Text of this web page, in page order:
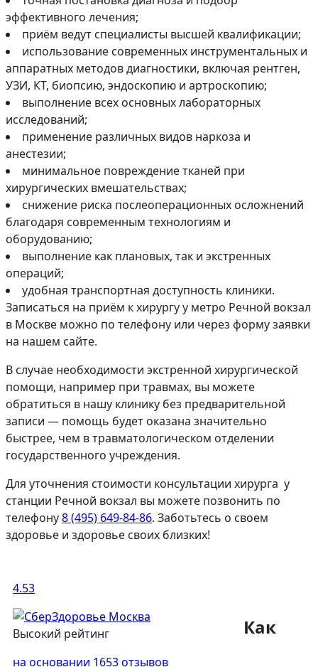
эффективного лечения;
приём ведут специалисты высшей квалификации;
использование современных инструментальных и
аппаратных методов диагностики, включая рентген,
УЗИ, КТ, биопсию, эндоскопию и артроскопию;
выполнение всех основных лабораторных
исследований;
применение различных видов наркоза и
анестезии;
минимальное повреждение тканей при
хирургических вмешательствах;
снижение риска послеоперационных осложнений
благодаря современным технологиям и
оборудованию;
выполнение как плановых, так и экстренных
операций;
удобная транспортная доступность клиники.
Записаться на приём к хирургу у метро Речной вокзал
в Москве можно по телефону или через форму заявки
на нашем сайте.
В случае необходимости экстренной хирургической
помощи, например при травмах, вы можете
обратиться в нашу клинику без предварительной
записи — помощь будет оказана значительно
быстрее, чем в травматологическом отделении
государственного учреждения.
Для уточнения стоимости консультации хирурга у
станции Речной вокзал вы можете позвонить по
телефону8 (495) 649-84-86. Заботьтесь о своем
здоровье и здоровье своих близких!
4.53
Высокий рейтинг
на основании 1653 отзывов
Как